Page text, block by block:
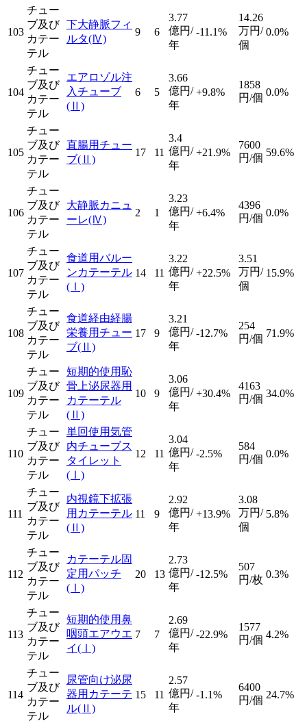
103
チュー
ブ及び
カテー
テル
下大静脈フィ
ルタ(Ⅳ)
9 6
3.77
億円/
年
-11.1%
14.26
万円/
個
0.0%
104
チュー
ブ及び
カテー
テル
エアロゾル注
入チューブ
(Ⅱ)
6 5
3.66
億円/
年
+9.8%
1858
円/個 0.0%
105
チュー
ブ及び
カテー
テル
直腸用チュー
ブ(Ⅱ)
17 11
3.4
億円/
年
+21.9%
7600
円/個 59.6%
106
チュー
ブ及び
カテー
テル
大静脈カニュ
ーレ(Ⅳ)
2 1
3.23
億円/
年
+6.4%
4396
円/個 0.0%
107
チュー
ブ及び
カテー
テル
食道用バルー
ンカテーテル
(Ⅰ)
14 11
3.22
億円/
年
+22.5%
3.51
万円/
個
15.9%
108
チュー
ブ及び
カテー
テル
食道経由経腸
栄養用チュー
ブ(Ⅱ)
17 9
3.21
億円/
年
-12.7%
254
円/個 71.9%
109
チュー
ブ及び
カテー
テル
短期的使用恥
骨上泌尿器用
カテーテル
(Ⅱ)
10 9
3.06
億円/
年
+30.4%
4163
円/個 34.0%
110
チュー
ブ及び
カテー
テル
単回使用気管
内チューブス
タイレット
(Ⅰ)
12 11
3.04
億円/
年
-2.5%
584
円/個 0.0%
111
チュー
ブ及び
カテー
テル
内視鏡下拡張
用カテーテル
(Ⅱ)
11 9
2.92
億円/
年
+13.9%
3.08
万円/
個
5.8%
112
チュー
ブ及び
カテー
テル
カテーテル固
定用パッチ
(Ⅰ)
20 13
2.73
億円/
年
-12.5%
507
円/枚 0.3%
113
チュー
ブ及び
カテー
テル
短期的使用鼻
咽頭エアウエ
イ(Ⅰ)
7 7
2.69
億円/
年
-22.9%
1577
円/個 4.2%
114
チュー
ブ及び
カテー
テル
尿管向け泌尿
器用カテーテ
ル(Ⅱ)
15 11
2.57
億円/
年
-1.1%
6400
円/個 24.7%